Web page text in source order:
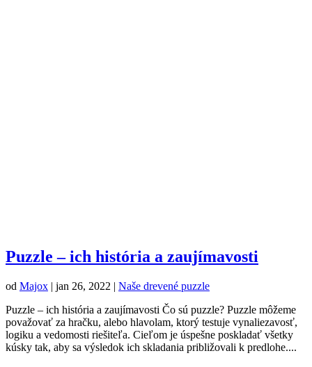
Puzzle – ich história a zaujímavosti
od Majox | jan 26, 2022 | Naše drevené puzzle
Puzzle – ich história a zaujímavosti Čo sú puzzle? Puzzle môžeme
považovať za hračku, alebo hlavolam, ktorý testuje vynaliezavosť,
logiku a vedomosti riešiteľa. Cieľom je úspešne poskladať všetky
kúsky tak, aby sa výsledok ich skladania približovali k predlohe....